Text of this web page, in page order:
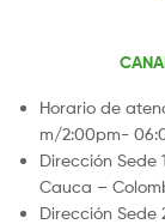
Horario de
m/2:00pm-
Dirección Sede
Cauca –
Dirección Sede